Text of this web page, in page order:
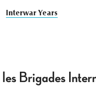
Interwar Years
Brigades